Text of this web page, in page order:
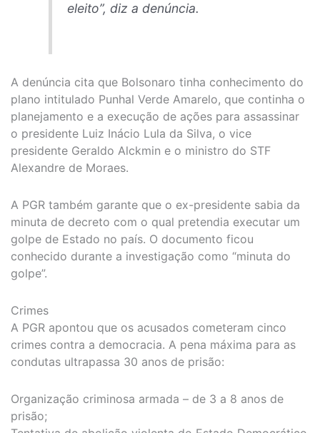
eleito”, diz a denúncia.
A denúncia cita que Bolsonaro tinha conhecimento do
plano intitulado Punhal Verde Amarelo, que continha o
planejamento e a execução de ações para assassinar
o presidente Luiz Inácio Lula da Silva, o vice
presidente Geraldo Alckmin e o ministro do STF
Alexandre de Moraes.
A PGR também garante que o ex-presidente sabia da
minuta de decreto com o qual pretendia executar um
golpe de Estado no país. O documento ficou
conhecido durante a investigação como “minuta do
golpe”.
Crimes
A PGR apontou que os acusados cometeram cinco
crimes contra a democracia. A pena máxima para as
condutas ultrapassa 30 anos de prisão:
Organização criminosa armada – de 3 a 8 anos de
prisão;